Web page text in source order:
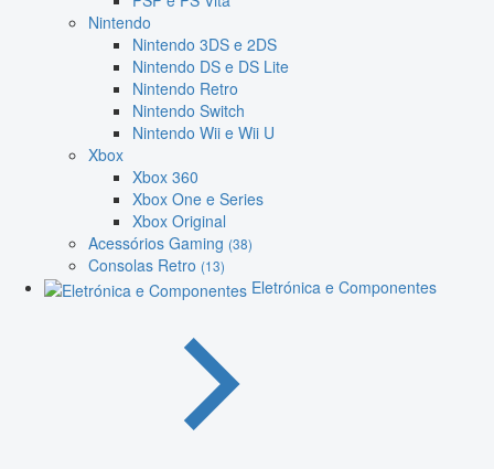
Nintendo
Nintendo 3DS e 2DS
Nintendo DS e DS Lite
Nintendo Retro
Nintendo Switch
Nintendo Wii e Wii U
Xbox
Xbox 360
Xbox One e Series
Xbox Original
Acessórios Gaming (38)
Consolas Retro (13)
Eletrónica e Componentes